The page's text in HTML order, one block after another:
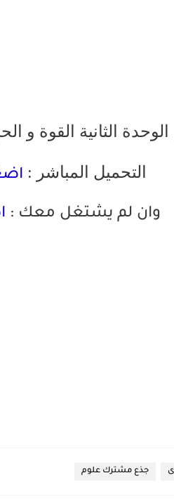
الثانية القوة و
التحميل المباشر :
وان لم يشتغل معك :
جذع مشترك علوم